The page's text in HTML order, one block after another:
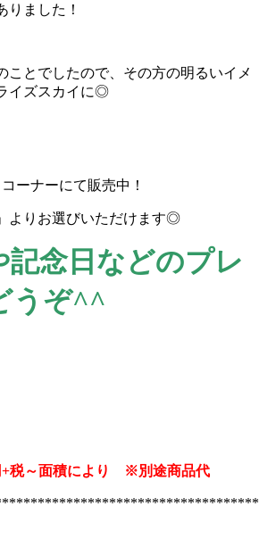
りました！
ことでしたので、その方の明るいイメ
イズスカイに◎
ーナーにて販売中！
よりお選びいただけます◎
記念日などのプレ
うぞ^^
税～面積により ※別途商品代